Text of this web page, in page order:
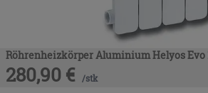
Röhrenheizkörper Aluminium Helyos Evo
280,90 € /stk